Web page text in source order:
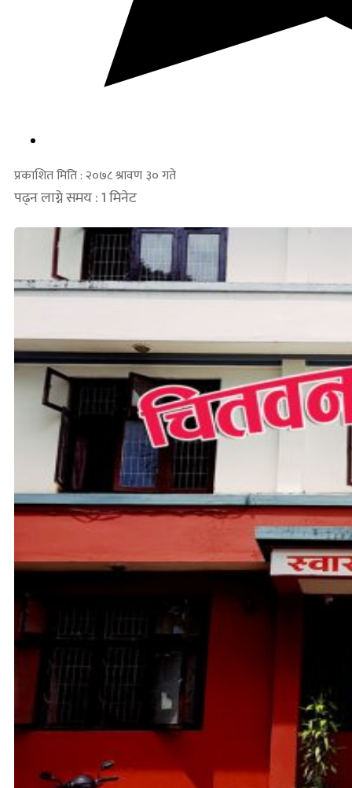
प्रकाशित मिति : २०७८ श्रावण ३० गते
पढ्न लाग्ने समय : 1 मिनेट